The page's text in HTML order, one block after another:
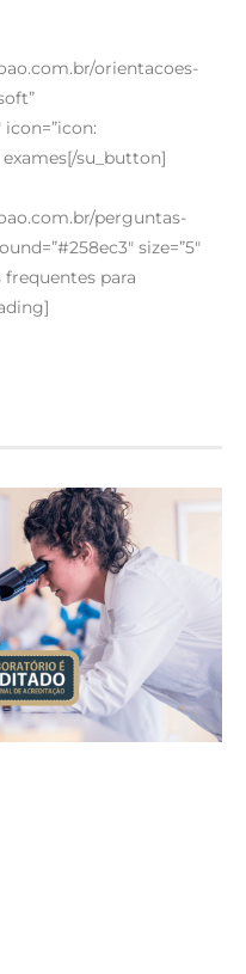
orientacoes-
icon=”icon:
su_button]
perguntas-
size=”5″
frequentes para